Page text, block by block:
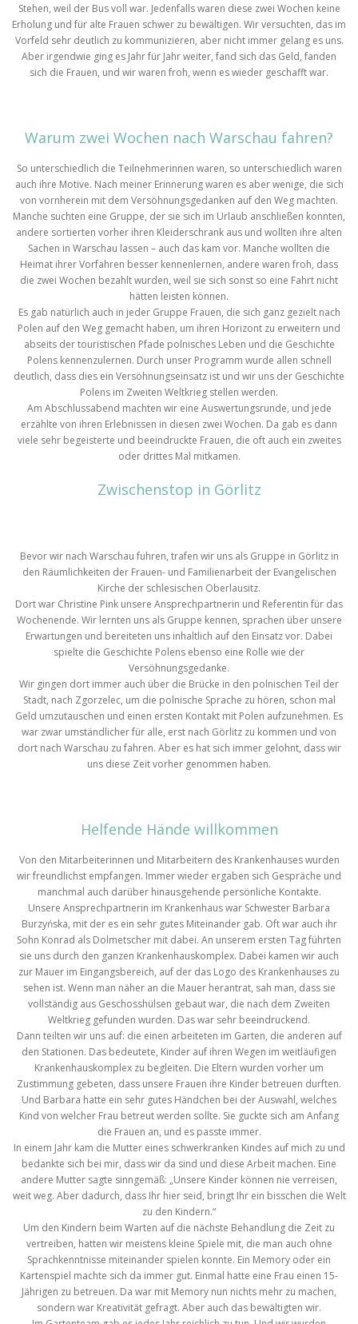
Stehen, weil der Bus voll war. Jedenfalls waren diese zwei Wochen keine
Erholung und für alte Frauen schwer zu bewältigen. Wir versuchten, das im
Vorfeld sehr deutlich zu kommunizieren, aber nicht immer gelang es uns.
Aber irgendwie ging es Jahr für Jahr weiter, fand sich das Geld, fanden
sich die Frauen, und wir waren froh, wenn es wieder geschafft war.
Warum zwei Wochen nach Warschau fahren?
So unterschiedlich die Teilnehmerinnen waren, so unterschiedlich waren
auch ihre Motive. Nach meiner Erinnerung waren es aber wenige, die sich
von vornherein mit dem Versöhnungsgedanken auf den Weg machten.
Manche suchten eine Gruppe, der sie sich im Urlaub anschließen konnten,
andere sortierten vorher ihren Kleiderschrank aus und wollten ihre alten
Sachen in Warschau lassen – auch das kam vor. Manche wollten die
Heimat ihrer Vorfahren besser kennenlernen, andere waren froh, dass
die zwei Wochen bezahlt wurden, weil sie sich sonst so eine Fahrt nicht
hätten leisten können.
Es gab natürlich auch in jeder Gruppe Frauen, die sich ganz gezielt nach
Polen auf den Weg gemacht haben, um ihren Horizont zu erweitern und
abseits der touristischen Pfade polnisches Leben und die Geschichte
Polens kennenzulernen. Durch unser Programm wurde allen schnell
deutlich, dass dies ein Versöhnungseinsatz ist und wir uns der Geschichte
Polens im Zweiten Weltkrieg stellen werden.
Am Abschlussabend machten wir eine Auswertungsrunde, und jede
erzählte von ihren Erlebnissen in diesen zwei Wochen. Da gab es dann
viele sehr begeisterte und beeindruckte Frauen, die oft auch ein zweites
oder drittes Mal mitkamen.
Zwischenstop in Görlitz
Bevor wir nach Warschau fuhren, trafen wir uns als Gruppe in Görlitz in
den Räumlichkeiten der Frauen- und Familienarbeit der Evangelischen
Kirche der schlesischen Oberlausitz.
Dort war Christine Pink unsere Ansprechpartnerin und Referentin für das
Wochenende. Wir lernten uns als Gruppe kennen, sprachen über unsere
Erwartungen und bereiteten uns inhaltlich auf den Einsatz vor. Dabei
spielte die Geschichte Polens ebenso eine Rolle wie der
Versöhnungsgedanke.
Wir gingen dort immer auch über die Brücke in den polnischen Teil der
Stadt, nach Zgorzelec, um die polnische Sprache zu hören, schon mal
Geld umzutauschen und einen ersten Kontakt mit Polen aufzunehmen. Es
war zwar umständlicher für alle, erst nach Görlitz zu kommen und von
dort nach Warschau zu fahren. Aber es hat sich immer gelohnt, dass wir
uns diese Zeit vorher genommen haben.
Helfende Hände willkommen
Von den Mitarbeiterinnen und Mitarbeitern des Krankenhauses wurden
wir freundlichst empfangen. Immer wieder ergaben sich Gespräche und
manchmal auch darüber hinausgehende persönliche Kontakte.
Unsere Ansprechpartnerin im Krankenhaus war Schwester Barbara
Burzyńska, mit der es ein sehr gutes Miteinander gab. Oft war auch ihr
Sohn Konrad als Dolmetscher mit dabei. An unserem ersten Tag führten
sie uns durch den ganzen Krankenhauskomplex. Dabei kamen wir auch
zur Mauer im Eingangsbereich, auf der das Logo des Krankenhauses zu
sehen ist. Wenn man näher an die Mauer herantrat, sah man, dass sie
vollständig aus Geschosshülsen gebaut war, die nach dem Zweiten
Weltkrieg gefunden wurden. Das war sehr beeindruckend.
Dann teilten wir uns auf: die einen arbeiteten im Garten, die anderen auf
den Stationen. Das bedeutete, Kinder auf ihren Wegen im weitläufigen
Krankenhauskomplex zu begleiten. Die Eltern wurden vorher um
Zustimmung gebeten, dass unsere Frauen ihre Kinder betreuen durften.
Und Barbara hatte ein sehr gutes Händchen bei der Auswahl, welches
Kind von welcher Frau betreut werden sollte. Sie guckte sich am Anfang
die Frauen an, und es passte immer.
In einem Jahr kam die Mutter eines schwerkranken Kindes auf mich zu und
bedankte sich bei mir, dass wir da sind und diese Arbeit machen. Eine
andere Mutter sagte sinngemäß: „Unsere Kinder können nie verreisen,
weit weg. Aber dadurch, dass Ihr hier seid, bringt Ihr ein bisschen die Welt
zu den Kindern.“
Um den Kindern beim Warten auf die nächste Behandlung die Zeit zu
vertreiben, hatten wir meistens kleine Spiele mit, die man auch ohne
Sprachkenntnisse miteinander spielen konnte. Ein Memory oder ein
Kartenspiel machte sich da immer gut. Einmal hatte eine Frau einen 15-
Jährigen zu betreuen. Da war mit Memory nun nichts mehr zu machen,
sondern war Kreativität gefragt. Aber auch das bewältigten wir.